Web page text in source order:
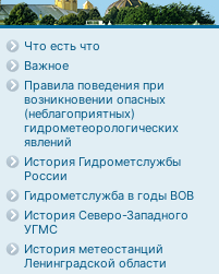
Что есть что
Важное
Правила поведения при
возникновении опасных
(неблагоприятных)
гидрометеорологических
явлений
История Гидрометслужбы
России
Гидрометслужба в годы ВОВ
История Северо-Западного
УГМС
История метеостанций
Ленинградской области